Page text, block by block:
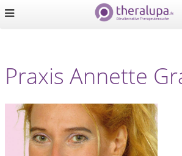
Praxis Annette